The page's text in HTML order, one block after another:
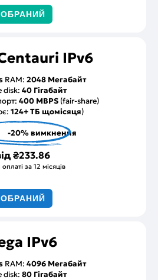
ОБРАНИЙ
IPv6
RAM: 2048 Мегабайт
disk: 40 Гігабайт
400 MBPS(fair-share)
124+ ТБ щомісяця)
-20% вимкнення
₴233.86
за 12 місяців
ОБРАНИЙ
IPv6
RAM: 4096 Мегабайт
disk: 80 Гігабайт